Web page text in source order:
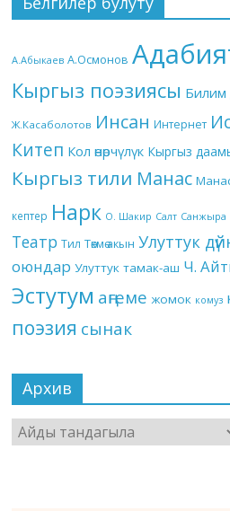
А.Абыкаев А.Осмонов
Кыргыз поэзиясы Билим
Ж.Касаболотов Инсан Интернет
Китеп Кол өнөрчүлүк Кыргыз
Кыргыз тили Манас
кептер Нарк О. Шакир Салт Санжыра
Театр Тил Төкмө акын Улуттук
оюндар Улуттук тамак-аш Ч.
Эстутум аңгеме жомок комуз
поэзия сынак
Архив
Архив